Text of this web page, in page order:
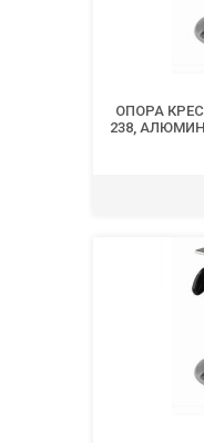
ОПОРА
238,